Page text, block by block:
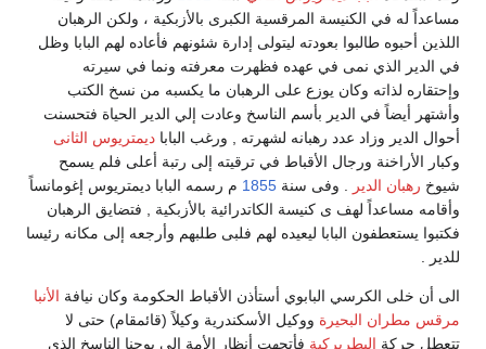
مساعداً له في الكنيسة المرقسية الكبرى بالأزبكية ، ولكن الرهبان
اللذين أحبوه طالبوا بعودته ليتولى إدارة شئونهم فأعاده لهم البابا وظل
في الدير الذي نمى في عهده فظهرت معرفته ونما في سيرته
وإحتقاره لذاته وكان يوزع على الرهبان ما يكسبه من نسخ الكتب
وأشتهر أيضاً في الدير بأسم الناسخ وعادت إلي الدير الحياة فتحسنت
أحوال الدير وزاد عدد رهبانه لشهرته , ورغب الباباديمتريوس الثانى
وكبار الأراخنة ورجال الأقباط في ترقيته إلى رتبة أعلى فلم يسمح
شيوخرهبان الدير. وفى سنة1855م رسمه البابا ديمتريوس إغومانساً
وأقامه مساعداً لهف ى كنيسة الكاتدرائية بالأزبكية , فتضايق الرهبان
فكتبوا يستعطفون البابا ليعيده لهم فلبى طلبهم وأرجعه إلى مكانه رئيسا
للدير .
الى أن خلى الكرسي البابوي أستأذن الأقباط الحكومة وكان نيافةالأنبا
مرقس مطران البحيرةووكيل الأسكندرية وكيلاً (قائمقام) حتى لا
تتعطل حركة البطريركية فأتجهت أنظار الأمة إلي يوحنا الناسخ الذى